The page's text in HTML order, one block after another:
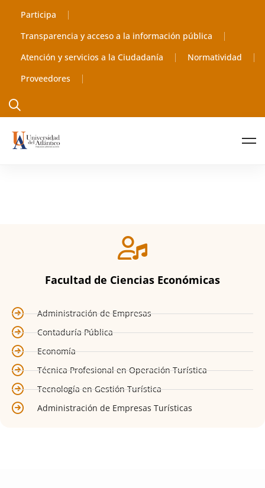
Participa
Transparencia y acceso a la información pública
Atención y servicios a la Ciudadanía
Normatividad
Proveedores
Facultad de Ciencias Económicas
Administración de Empresas
Contaduría Pública
Economía
Técnica Profesional en Operación Turística
Tecnología en Gestión Turística
Administración de Empresas Turísticas